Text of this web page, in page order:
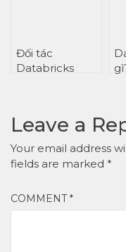
Đối tác
Databricks
Leave a
Your email address
fields are marked *
COMMENT*